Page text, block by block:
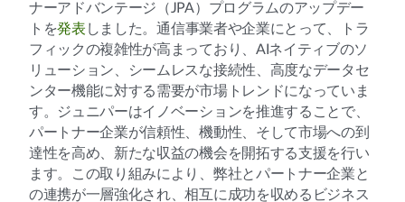
ナーアドバンテージ（JPA）プログラムのアップデー
トを発表 しました。通信事業者や企業にとって、トラ
フィックの複雑性が高まっており、AIネイティブのソ
リューション、シームレスな接続性、高度なデータセ
ンター機能に対する需要が市場トレンドになっていま
す。ジュニパーはイノベーションを推進することで、
パートナー企業が信頼性、機動性、そして市場への到
達性を高め、新たな収益の機会を開拓する支援を行い
ます。この取り組みにより、弊社とパートナー企業と
の連携が一層強化され、相互に成功を収めるビジネス